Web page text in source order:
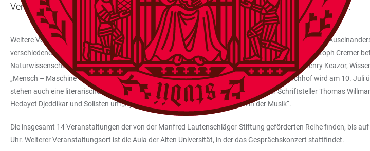
Veranstaltung findet im Hörsaal 14 der Neuen Universität statt. Beginn ist um 19 Uhr.
Weitere Veranstaltungen der aktuellen Heidelberger Vorträge zur Kulturtheorie widmen sich Goethes
verschiedenen Verfilmungen des Romans „Frankenstein“. Der Heidelberger Physiker Prof. Dr. Christoph
Naturwissenschaft und Technik. Unter der Überschrift „Wir sind die Roboter“ spricht Prof. Dr. Henry Keazor,
„Mensch – Maschine – Malerei“. Der Heidelberger Rechtswissenschaftler Prof. Dr. Paul Kirchhof wird am 10.
stehen auch eine literarische Lesung und ein Gesprächskonzert: Am 16. Juli wird der Schriftsteller Thomas
Hedayet Djeddikar und Solisten um „Pygmalion oder der künstliche Mensch in der Musik“.
Die insgesamt 14 Veranstaltungen der von der Manfred Lautenschläger-Stiftung geförderten Reihe finden, bis
Uhr. Weiterer Veranstaltungsort ist die Aula der Alten Universität, in der das Gesprächskonzert stattfindet.